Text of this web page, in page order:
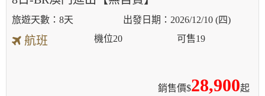
8天 2026/12/10 (四)
航班
銷售價$28,900起
機位20 可售19